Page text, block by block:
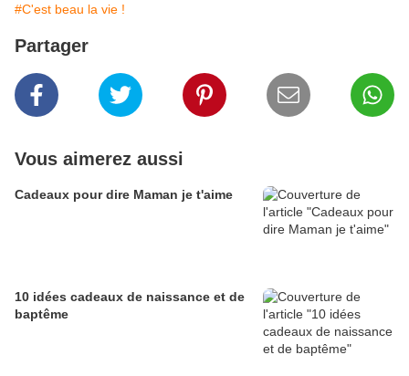
#C'est beau la vie !
Partager
Vous aimerez aussi
Cadeaux pour dire Maman je t'aime
10 idées cadeaux de naissance et de
baptême